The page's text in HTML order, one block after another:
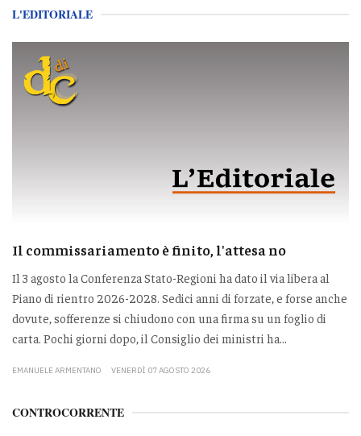
L'EDITORIALE
Il commissariamento è finito, l'attesa no
Il 3 agosto la Conferenza Stato-Regioni ha dato il via libera al
Piano di rientro 2026-2028. Sedici anni di forzate, e forse anche
dovute, sofferenze si chiudono con una firma su un foglio di
carta. Pochi giorni dopo, il Consiglio dei ministri ha...
EMANUELE ARMENTANO VENERDÌ 07 AGOSTO 2026
CONTROCORRENTE